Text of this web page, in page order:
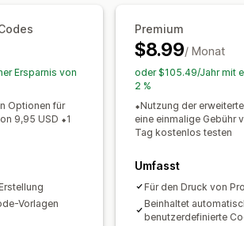
Vorlagen
Benutzerdefinierte Layouts
Ersparnis von
Optionen für
9,95 USD ⬥1
Vorlagen
Premium
$8.99/ Monat
oder $105.49/Jahr mit
2 %
⬥Nutzung der
eine einmalige Gebühr
Tag kostenlos testen
Umfasst
Für den Druck von
Beinhaltet
benutzerdefinierte